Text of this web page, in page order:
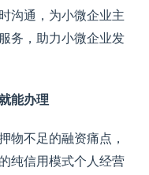
沟通，为小微企业主
务，助力小微企业发
能办理
物不足的融资痛点，
纯信用模式个人经营